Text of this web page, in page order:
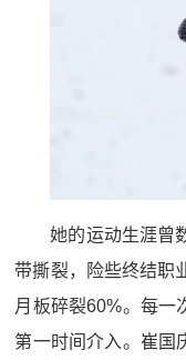
她的运动生涯曾
带撕裂，险些终结职
月板碎裂60%。每一
第一时间介入。崔国